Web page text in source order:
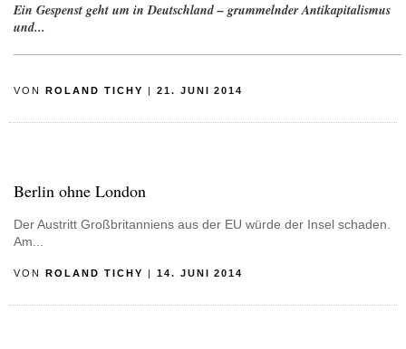
Ein Gespenst geht um in Deutschland – grummelnder Antikapitalismus
und...
VON ROLAND TICHY | 21. JUNI 2014
Berlin ohne London
Der Austritt Großbritanniens aus der EU würde der Insel schaden.
Am...
VON ROLAND TICHY | 14. JUNI 2014